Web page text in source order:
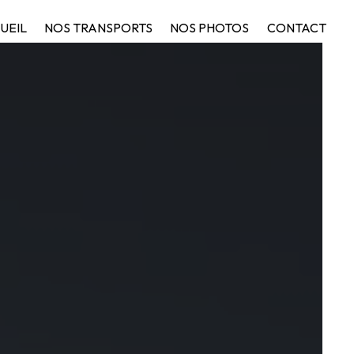
NOS TRANSPORTS NOS PHOTOS CONTACT